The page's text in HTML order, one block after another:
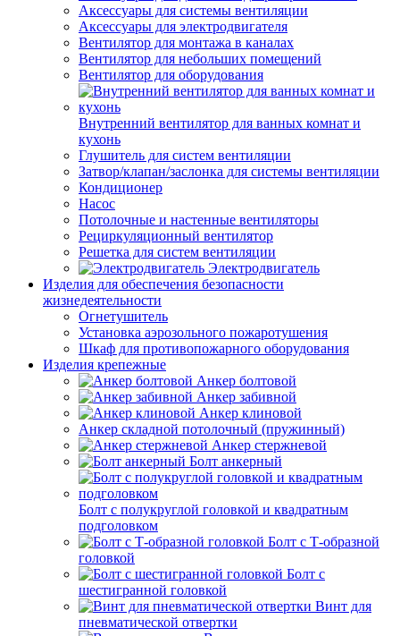
Аксессуары для системы вентиляции
Аксессуары для электродвигателя
Вентилятор для монтажа в каналах
Вентилятор для небольших помещений
Вентилятор для оборудования
Внутренний вентилятор для ванных комнат и
кухонь
Глушитель для систем вентиляции
Затвор/клапан/заслонка для системы вентиляции
Кондиционер
Насос
Потолочные и настенные вентиляторы
Рециркуляционный вентилятор
Решетка для систем вентиляции
Электродвигатель
Изделия для обеспечения безопасности
жизнедеятельности
Огнетушитель
Установка аэрозольного пожаротушения
Шкаф для противопожарного оборудования
Изделия крепежные
Анкер болтовой
Анкер забивной
Анкер клиновой
Анкер складной потолочный (пружинный)
Анкер стержневой
Болт анкерный
Болт с полукруглой головкой и квадратным
подголовком
Болт с Т-образной
головкой
Болт с
шестигранной головкой
Винт для
пневматической отвертки